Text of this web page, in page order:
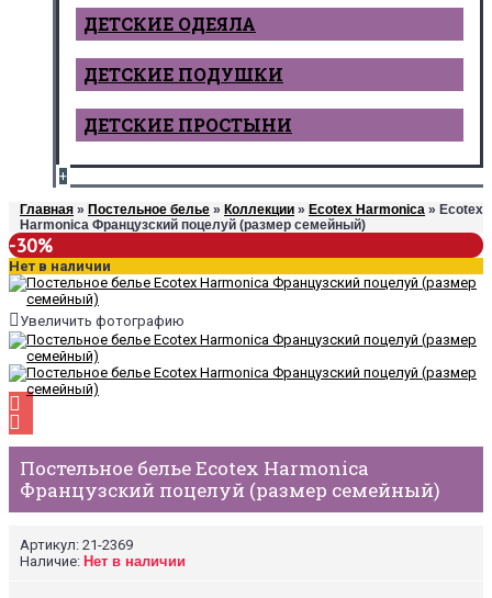
ДЕТCКИЕ ОДЕЯЛА
ДЕТСКИЕ ПОДУШКИ
ДЕТСКИЕ ПРОСТЫНИ
+
Главная » Постельное белье » Коллекции » Ecotex Harmonica » Ecotex
Harmonica Французский поцелуй (размер семейный)
-30%
Нет в наличии
Увеличить фотографию
Постельное белье Ecotex Harmonica
Французский поцелуй (размер семейный)
Артикул: 21-2369
Наличие: Нет в наличии